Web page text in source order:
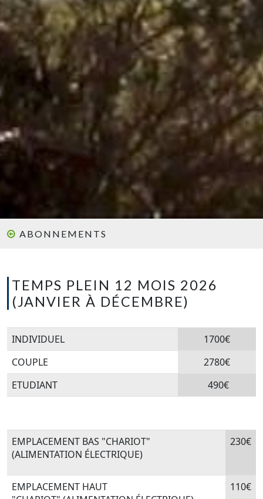
ABONNEMENTS
TEMPS PLEIN 12 MOIS 2026
(JANVIER À DÉCEMBRE)
INDIVIDUEL
1700€
COUPLE
2780€
ETUDIANT
490€
EMPLACEMENT BAS "CHARIOT"
(ALIMENTATION ÉLECTRIQUE)
230€
EMPLACEMENT HAUT
110€